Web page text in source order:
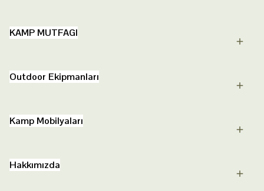
KAMP MUTFAGI
Outdoor Ekipmanları
Kamp Mobilyaları
Hakkımızda